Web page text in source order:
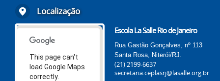
Localização
This page can't
load Google Maps
correctly.
Escola La Salle Rio de Janeiro
Rua Gastão Gonçalves, nº 113
Santa Rosa, Niterói/RJ.
(21) 2199-6637
secretaria.ceplasrj@lasalle.org.br